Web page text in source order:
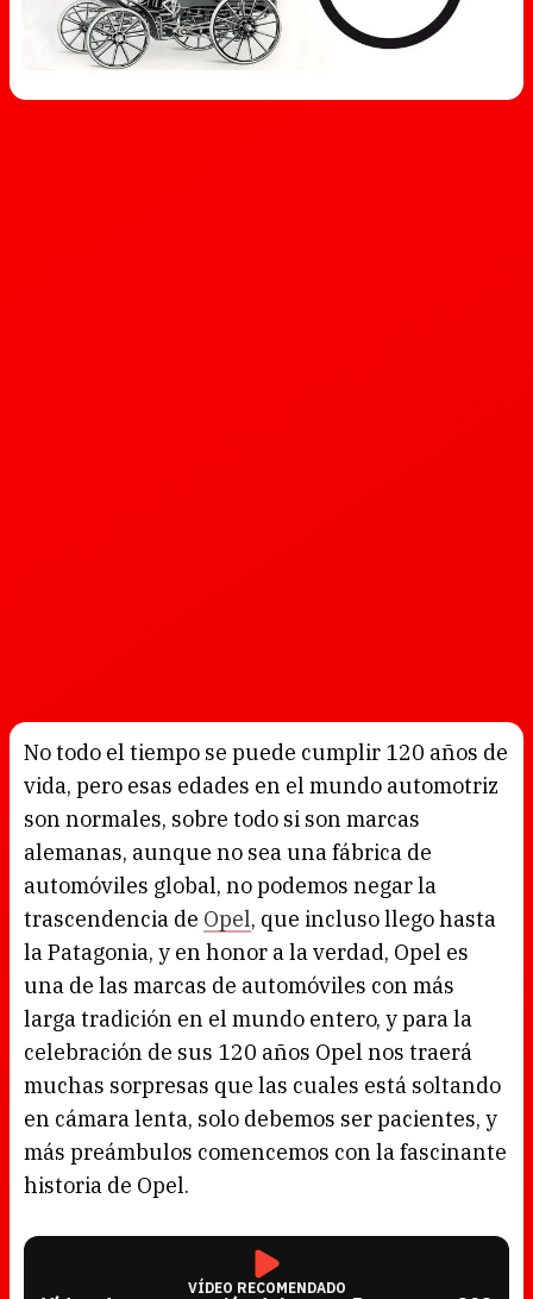
No todo el tiempo se puede cumplir 120 años de
vida, pero esas edades en el mundo automotriz
son normales, sobre todo si son marcas
alemanas, aunque no sea una fábrica de
automóviles global, no podemos negar la
trascendencia de Opel, que incluso llego hasta
la Patagonia, y en honor a la verdad, Opel es
una de las marcas de automóviles con más
larga tradición en el mundo entero, y para la
celebración de sus 120 años Opel nos traerá
muchas sorpresas que las cuales está soltando
en cámara lenta, solo debemos ser pacientes, y
más preámbulos comencemos con la fascinante
historia de Opel.
VÍDEO RECOMENDADO